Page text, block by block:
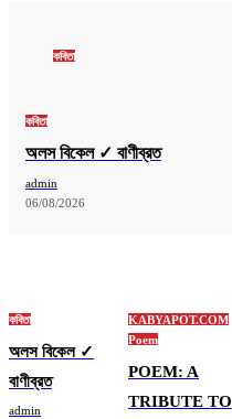
কবিতা
কবিতা
অলস বিকেল ✓ বাণীব্রত
admin
06/08/2026
কবিতা
অলস বিকেল ✓
বাণীব্রত
admin
KABYAPOT.COM
Poem
POEM: A
TRIBUTE TO